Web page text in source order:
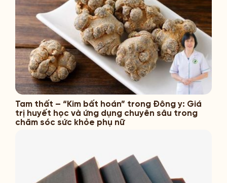
Tam thất – “Kim bất hoán” trong Đông y: Giá
trị huyết học và ứng dụng chuyên sâu trong
chăm sóc sức khỏe phụ nữ